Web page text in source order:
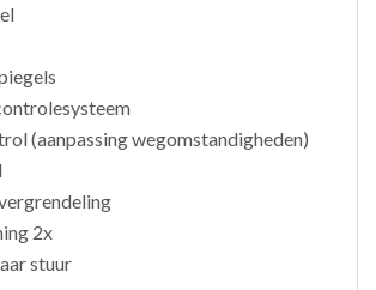
(aanpassing wegomstandigheden)
2x
stuur